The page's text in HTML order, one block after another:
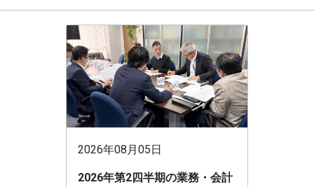
2026年08月05日
2026年第2四半期の業務・会計